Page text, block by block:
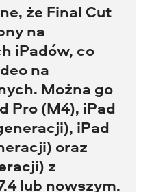
że Final Cut
na
iPadów, co
na
Można go
Pro (M4), iPad
iPad
oraz
z
lub nowszym.